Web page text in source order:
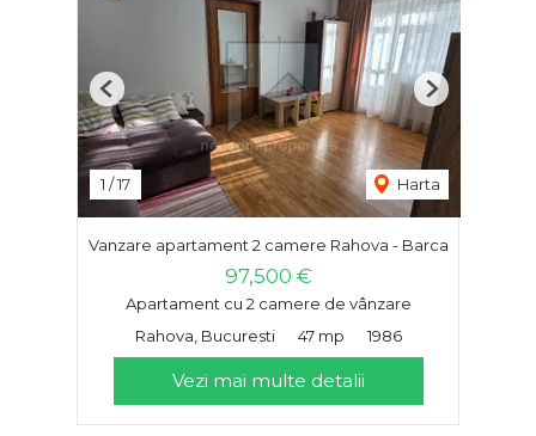
1 /17 Harta
Previous Next
Vanzare apartament 2 camere Rahova - Barca
97,500 €
Apartament cu 2 camere de vânzare
Rahova, Bucuresti
47 mp 1986
Vezi mai multe detalii